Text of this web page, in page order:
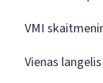
VMI
Vienas